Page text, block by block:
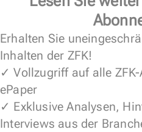
Erhalten Sie
Inhalten der ZFK!
✓ Vollzugriff auf alle
ePaper
✓ Exklusive Analysen,
Interviews aus der